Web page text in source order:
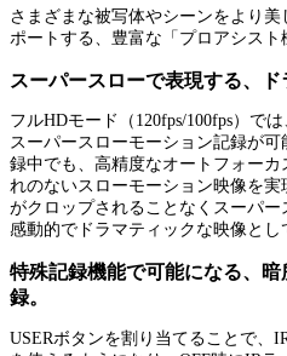
さまざまな被写体やシーンをより
ポートする、豊富な「プロアシスト
スーパースローで表現する、ド
フルHDモード（120fps/100fps）で
スーパースローモーション記録が
録中でも、高精度なオートフォー
れのないスローモーション映像を
がクロップされることなくスーパー
感動的でドラマティックな映像とし
特殊記録機能で可能になる、
録。
USERボタンを割り当てることで、